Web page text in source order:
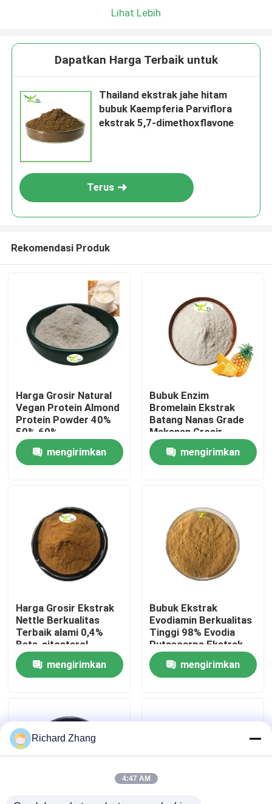
Rumah
Tentang kami
Tur Pabrik
Kontrol Kualitas
Hubungi Kami
bubuk ekstrak tumbuhan
Bubuk Makanan Super
Lihat Lebih
Dapatkan Harga Terbaik untuk
Thailand ekstrak jahe hitam
bubuk Kaempferia Parviflora
ekstrak 5,7-dimethoxflavone
Terus
Rekomendasi Produk
Harga Grosir Natural
Vegan Protein Almond
Protein Powder 40%
50% 60%
mengirimkan
Bubuk Enzim
Bromelain Ekstrak
Batang Nanas Grade
Makanan Grosir
1200/2400 GDU
mengirimkan
Harga Grosir Ekstrak
Nettle Berkualitas
Terbaik alami 0,4%
Beta-sitosterol
Powder
mengirimkan
Bubuk Ekstrak
Evodiamin Berkualitas
Tinggi 98% Evodia
Rutaecarpa Ekstrak
Wu Zhu Yu
mengirimkan
Richard Zhang
4:47 AM